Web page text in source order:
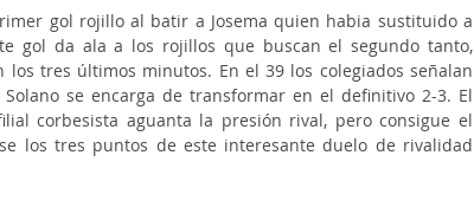
gol rojillo al batir a Josema quien habia sustituido a
gol da ala a los rojillos que buscan el segundo tanto,
los tres últimos minutos. En el 39 los colegiados señalan
se encarga de transformar en el definitivo 2-3. El
corbesista aguanta la presión rival, pero consigue el
los tres puntos de este interesante duelo de rivalidad